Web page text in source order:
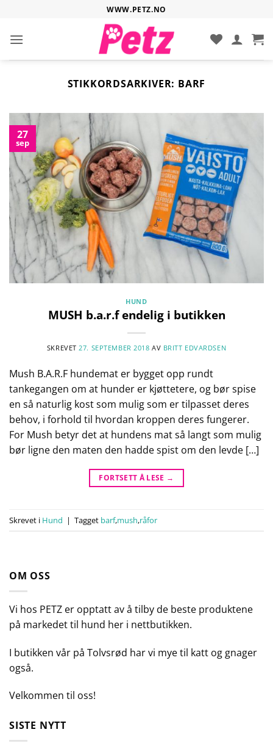
innhold
WWW.PETZ.NO
STIKKORDSARKIVER: BARF
27
sep
HUND
MUSH b.a.r.f endelig i butikken
SKREVET27. SEPTEMBER 2018 AV BRITT EDVARDSEN
Mush B.A.R.F hundemat er bygget opp rundt
tankegangen om at hunder er kjøttetere, og bør spise
en så naturlig kost som mulig som er tilpasset deres
behov, i forhold til hvordan kroppen deres fungerer.
For Mush betyr det at hundens mat så langt som mulig
bør ligne den maten den hadde spist om den levde […]
FORTSETT Å LESE →
Skrevet i Hund | Tagget barf,mush,råfor
OM OSS
Vi hos PETZ er opptatt av å tilby de beste produktene
på markedet til hund her i nettbutikken.
I butikken vår på Tolvsrød har vi mye til katt og gnager
også.
Velkommen til oss!
SISTE NYTT